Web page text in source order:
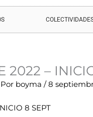
2022 –
boyma /8
8 SEPT